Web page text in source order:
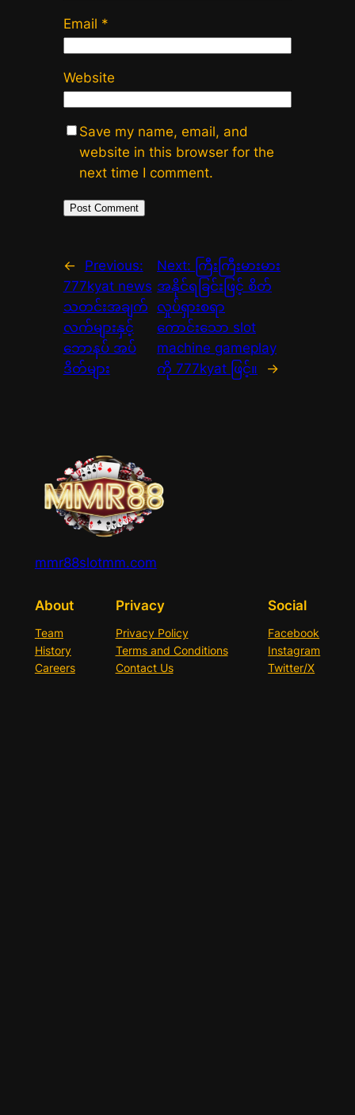
Email *
Website
Save my name, email, and
website in this browser for the
next time I comment.
←
Previous:
777kyat news
သတင်းအချက်
လက်များနှင့်
ဘောနပ် အပ်
ဒိတ်များ
Next: ကြီးကြီးမားမား
အနိုင်ရခြင်းဖြင့် စိတ်
လှုပ်ရှားစရာ
ကောင်းသော slot
machine gameplay
ကို 777kyat ဖြင့်။
→
mmr88slotmm.com
About
Team
History
Careers
Privacy
Privacy Policy
Terms and Conditions
Contact Us
Social
Facebook
Instagram
Twitter/X